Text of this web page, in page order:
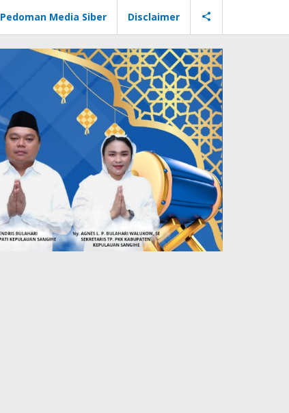
Pedoman Media Siber Disclaimer